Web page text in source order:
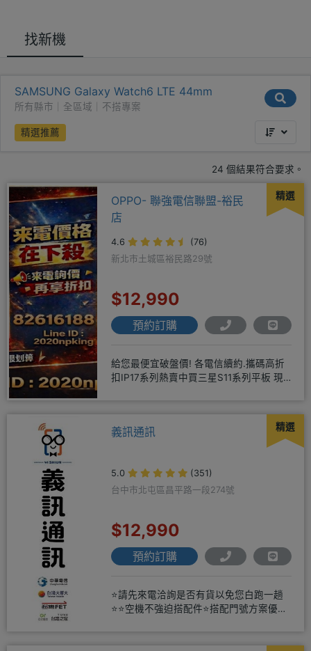
找新機
SAMSUNG Galaxy Watch6 LTE 44mm
所有縣市｜全區域｜不搭專案
精選推薦
24 個結果符合要求。
精選
OPPO- 聯強電信聯盟-裕民
店
4.6
(76)
新北市土城區裕民路29號
$12,990
預約訂購
給您最便宜破盤價! 各電信續約.攜碼高折
扣IP17系列熱賣中買三星S11系列平板 現
精選
義訊通訊
5.0
(351)
台中市北屯區昌平路一段274號
$12,990
預約訂購
⭐請先來電洽詢是否有貨以免您白跑一趟
⭐⭐空機不強迫搭配件⭐搭配門號方案優惠